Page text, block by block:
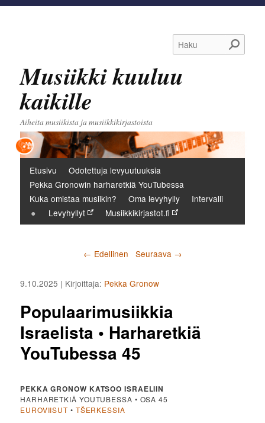
Haku
Musiikki kuuluu
kaikille
Aiheita musiikista ja musiikkikirjastoista
Päävalikko
Etusivu
Odotettuja levyuutuuksia
Pekka Gronowin harharetkiä YouTubessa
Kuka omistaa musiikin?
Oma levyhylly
Intervalli
Levyhyllyt
Musiikkikirjastot.fi
Artikkelien selaus
← Edellinen Seuraava →
Populaarimusiikkia
Israelista • Harharetkiä
YouTubessa 45
9.10.2025 | Kirjoittaja: Pekka Gronow
PEKKA GRONOW KATSOO ISRAELIIN
HARHARETKIÄ YOUTUBESSA • OSA 45
EUROVIISUT • TŠERKESSIA